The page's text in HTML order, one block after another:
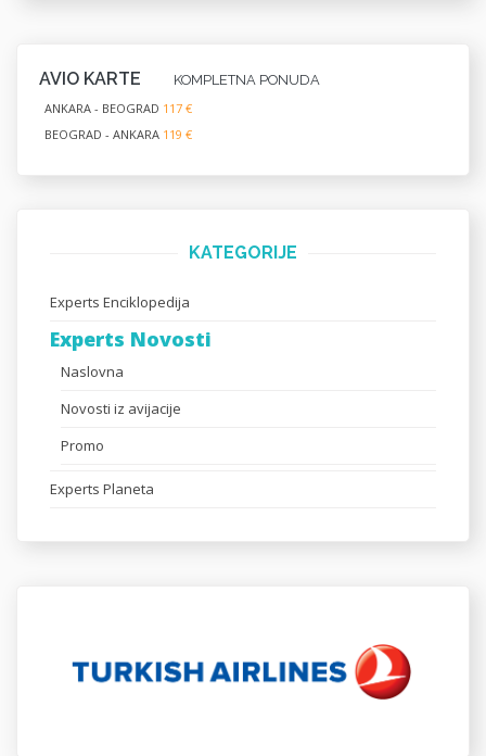
AVIO KARTE
KOMPLETNA PONUDA
ANKARA - BEOGRAD 117 €
BEOGRAD - ANKARA 119 €
KATEGORIJE
Experts Enciklopedija
Experts Novosti
Naslovna
Novosti iz avijacije
Promo
Experts Planeta